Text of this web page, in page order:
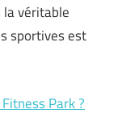
la véritable
sportives est
Park ?